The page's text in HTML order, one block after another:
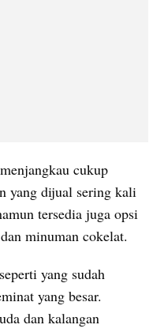
cukup
yang dijual sering kali
tersedia juga opsi
minuman cokelat.
yang sudah
yang besar.
dan kalangan